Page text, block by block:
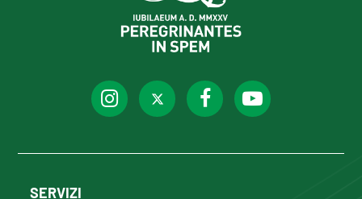
SERVIZI